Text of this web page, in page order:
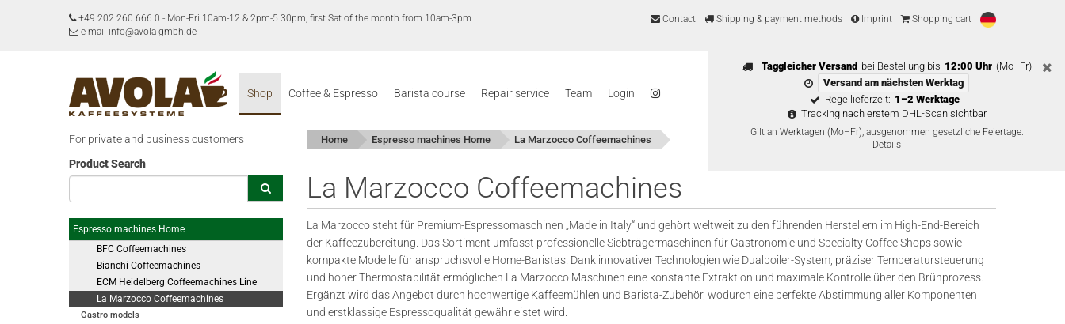
+49 202 260 666 0 - Mon-Fri 10am-12 & 2pm-5:30pm, first Sat of the month from 10am-3pm
e-mail info@avola-gmbh.de
Contact Shipping & payment methods Imprint Shopping cart
Taggleicher Versand bei Bestellung bis 12:00 Uhr (Mo–Fr)
Versand am nächsten Werktag
Regellieferzeit: 1–2 Werktage
Tracking nach erstem DHL-Scan sichtbar
Gilt an Werktagen (Mo–Fr), ausgenommen gesetzliche Feiertage.
Details
Shop Coffee & Espresso Barista course Repair service Team Login
For private and business customers
Product Search
Espresso machines Home
BFC Coffeemachines
Bianchi Coffeemachines
ECM Heidelberg Coffeemachines Line
La Marzocco Coffeemachines
Gastro models
Home Espresso machines Home La Marzocco Coffeemachines
La Marzocco Coffeemachines
La Marzocco steht für Premium-Espressomaschinen „Made in Italy“ und gehört weltweit zu den führenden Herstellern im High-End-Bereich
der Kaffeezubereitung. Das Sortiment umfasst professionelle Siebträgermaschinen für Gastronomie und Specialty Coffee Shops sowie
kompakte Modelle für anspruchsvolle Home-Baristas. Dank innovativer Technologien wie Dualboiler-System, präziser Temperatursteuerung
und hoher Thermostabilität ermöglichen La Marzocco Maschinen eine konstante Extraktion und maximale Kontrolle über den Brühprozess.
Ergänzt wird das Angebot durch hochwertige Kaffeemühlen und Barista-Zubehör, wodurch eine perfekte Abstimmung aller Komponenten
und erstklassige Espressoqualität gewährleistet wird.